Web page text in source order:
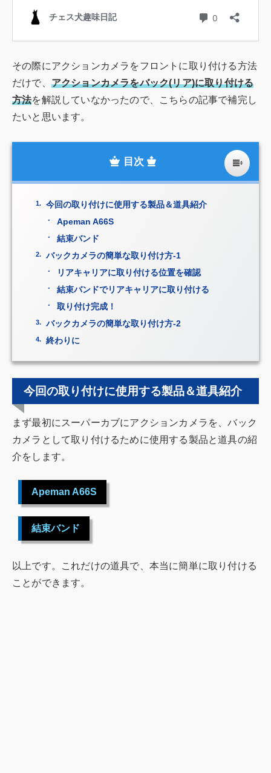
その際にアクションカメラをフロントに取り付ける方法
だけで、 アクションカメラをバック(リア)に取り付ける
方法を解説していなかったので、こちらの記事で補完し
たいと思います。
今回の取り付けに使用する製品＆道具紹介
Apeman A66S
結束バンド
バックカメラの簡単な取り付け方-1
リアキャリアに取り付ける位置を確認
結束バンドでリアキャリアに取り付ける
取り付け完成！
バックカメラの簡単な取り付け方-2
終わりに
今回の取り付けに使用する製品＆道具紹介
まず最初にスーパーカブにアクションカメラを、バック
カメラとして取り付けるために使用する製品と道具の紹
介をします。
Apeman A66S
結束バンド
以上です。これだけの道具で、本当に簡単に取り付ける
ことができます。